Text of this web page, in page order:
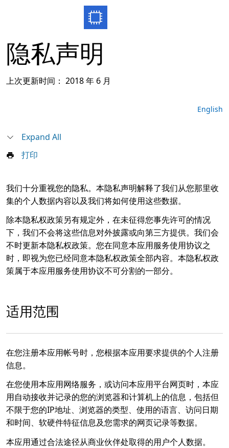
隐私声明
上次更新时间： 2018 年 6 月
English
Expand All
打印
我们十分重视您的隐私。本隐私声明解释了我们从您那里收
集的个人数据内容以及我们将如何使用这些数据。
除本隐私权政策另有规定外，在未征得您事先许可的情况
下，我们不会将这些信息对外披露或向第三方提供。我们会
不时更新本隐私权政策。您在同意本应用服务使用协议之
时，即视为您已经同意本隐私权政策全部内容。本隐私权政
策属于本应用服务使用协议不可分割的一部分。
适用范围
在您注册本应用帐号时，您根据本应用要求提供的个人注册
信息。
在您使用本应用网络服务，或访问本应用平台网页时，本应
用自动接收并记录的您的浏览器和计算机上的信息，包括但
不限于您的IP地址、浏览器的类型、使用的语言、访问日期
和时间、软硬件特征信息及您需求的网页记录等数据。
本应用通过合法途径从商业伙伴处取得的用户个人数据。